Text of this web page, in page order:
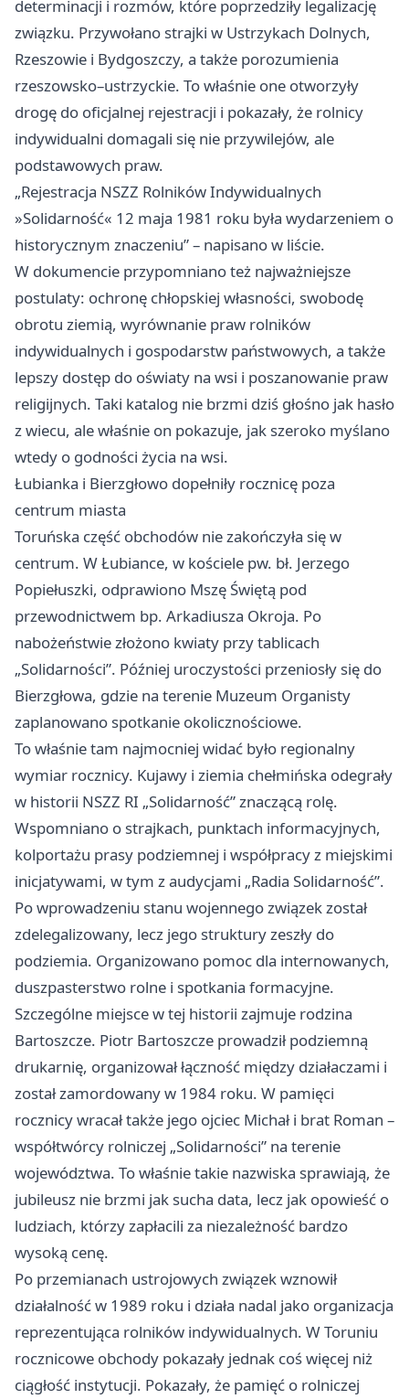
determinacji i rozmów, które poprzedziły legalizację
związku. Przywołano strajki w Ustrzykach Dolnych,
Rzeszowie i Bydgoszczy, a także porozumienia
rzeszowsko–ustrzyckie. To właśnie one otworzyły
drogę do oficjalnej rejestracji i pokazały, że rolnicy
indywidualni domagali się nie przywilejów, ale
podstawowych praw.
„Rejestracja NSZZ Rolników Indywidualnych
»Solidarność« 12 maja 1981 roku była wydarzeniem o
historycznym znaczeniu” – napisano w liście.
W dokumencie przypomniano też najważniejsze
postulaty: ochronę chłopskiej własności, swobodę
obrotu ziemią, wyrównanie praw rolników
indywidualnych i gospodarstw państwowych, a także
lepszy dostęp do oświaty na wsi i poszanowanie praw
religijnych. Taki katalog nie brzmi dziś głośno jak hasło
z wiecu, ale właśnie on pokazuje, jak szeroko myślano
wtedy o godności życia na wsi.
Łubianka i Bierzgłowo dopełniły rocznicę poza
centrum miasta
Toruńska część obchodów nie zakończyła się w
centrum. W Łubiance, w kościele pw. bł. Jerzego
Popiełuszki, odprawiono Mszę Świętą pod
przewodnictwem bp. Arkadiusza Okroja. Po
nabożeństwie złożono kwiaty przy tablicach
„Solidarności”. Później uroczystości przeniosły się do
Bierzgłowa, gdzie na terenie Muzeum Organisty
zaplanowano spotkanie okolicznościowe.
To właśnie tam najmocniej widać było regionalny
wymiar rocznicy. Kujawy i ziemia chełmińska odegrały
w historii NSZZ RI „Solidarność” znaczącą rolę.
Wspomniano o strajkach, punktach informacyjnych,
kolportażu prasy podziemnej i współpracy z miejskimi
inicjatywami, w tym z audycjami „Radia Solidarność”.
Po wprowadzeniu stanu wojennego związek został
zdelegalizowany, lecz jego struktury zeszły do
podziemia. Organizowano pomoc dla internowanych,
duszpasterstwo rolne i spotkania formacyjne.
Szczególne miejsce w tej historii zajmuje rodzina
Bartoszcze. Piotr Bartoszcze prowadził podziemną
drukarnię, organizował łączność między działaczami i
został zamordowany w 1984 roku. W pamięci
rocznicy wracał także jego ojciec Michał i brat Roman –
współtwórcy rolniczej „Solidarności” na terenie
województwa. To właśnie takie nazwiska sprawiają, że
jubileusz nie brzmi jak sucha data, lecz jak opowieść o
ludziach, którzy zapłacili za niezależność bardzo
wysoką cenę.
Po przemianach ustrojowych związek wznowił
działalność w 1989 roku i działa nadal jako organizacja
reprezentująca rolników indywidualnych. W Toruniu
rocznicowe obchody pokazały jednak coś więcej niż
ciągłość instytucji. Pokazały, że pamięć o rolniczej